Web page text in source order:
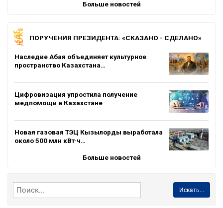
Больше новостей
ПОРУЧЕНИЯ ПРЕЗИДЕНТА: «СКАЗАНО - СДЕЛАНО»
Наследие Абая объединяет культурное
пространство Казахстана…
Цифровизация упростила получение
медпомощи в Казахстане
Новая газовая ТЭЦ Кызылорды выработала
около 500 млн кВт·ч…
Больше новостей
Искать...